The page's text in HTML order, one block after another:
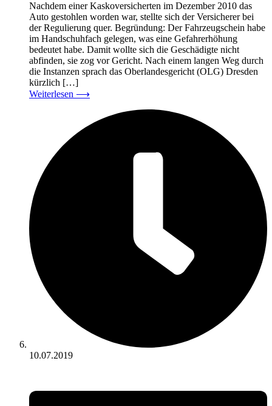
Nachdem einer Kaskoversicherten im Dezember 2010 das
Auto gestohlen worden war, stellte sich der Versicherer bei
der Regulierung quer. Begründung: Der Fahrzeugschein habe
im Handschuhfach gelegen, was eine Gefahrerhöhung
bedeutet habe. Damit wollte sich die Geschädigte nicht
abfinden, sie zog vor Gericht. Nach einem langen Weg durch
die Instanzen sprach das Oberlandesgericht (OLG) Dresden
kürzlich […]
Weiterlesen ⟶
10.07.2019